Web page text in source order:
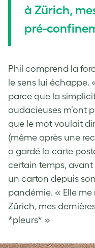
à Zürich,
pré-
Phil comprend la
le sens lui échappe.
parce que la
audacieuses m’ont
que le mot voulait
(même après une
a gardé la carte
certain temps,
un carton depuis
pandémie. « Elle
Zürich, mes
*pleurs* »